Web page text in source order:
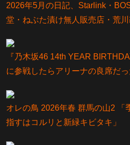
2026年5月の日記、Starlink・
堂・ねぶた漬け無人販売店・荒
『乃⽊坂46 14th YEAR
に参戦したらアリーナの良席だっ
オレの鳥 2026年春 群馬の山2 「
指すはコルリと新緑キビタキ」